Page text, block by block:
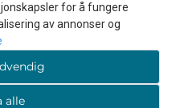
og tilbyr fri frakt når du
599 kr.
for å fungere
av annonser og
alle